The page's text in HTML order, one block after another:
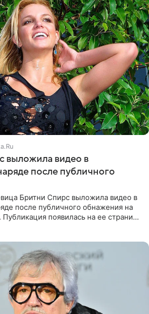
выложила видео в
после публичного
Бритни Спирс выложила видео в
после публичного обнажения на
появилась на ее странице